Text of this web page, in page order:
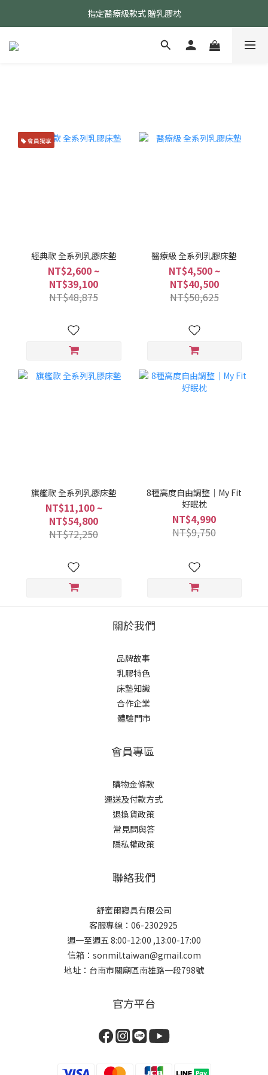
24小時AI智能客服
指定醫療級款式 贈乳膠枕
24小時AI智能客服
會員獨享
經典款 全系列乳膠床墊
NT$2,600 ~
NT$39,100
NT$48,875
醫療級 全系列乳膠床墊
NT$4,500 ~
NT$40,500
NT$50,625
旗艦款 全系列乳膠床墊
NT$11,100 ~
NT$54,800
NT$72,250
8種高度自由調整｜My Fit
好眠枕
NT$4,990
NT$9,750
關於我們
品牌故事
乳膠特色
床墊知識
合作企業
體驗門市
會員專區
購物金條款
運送及付款方式
退換貨政策
常見問與答
隱私權政策
聯絡我們
舒蜜爾寢具有限公司
客服專線：06-2302925
週一至週五 8:00-12:00 ,13:00-17:00
信箱：sonmil.taiwan@gmail.com
地址：台南市關廟區南雄路一段798號
官方平台